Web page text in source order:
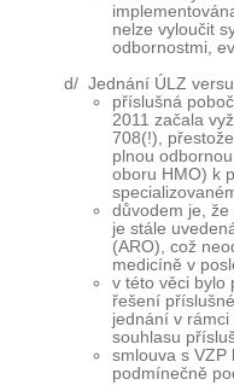
nelze vyloučit
odbornostmi,
d/ Jednání ÚLZ
příslušná
2011 začala
708(!),
plnou
oboru HMO) k
důvodem je,
je stále
(ARO), což
medicíně v
v této věci bylo
řešení
jednání v
souhlasu
smlouva s VZP
podmínečně